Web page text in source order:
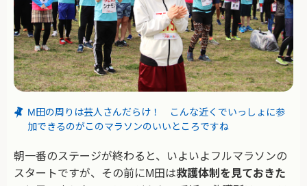
M田の周りは芸人さんだらけ！ こんな近くでいっしょに参
加できるのがこのマラソンのいいところですね
朝一番のステージが終わると、いよいよフルマラソンの
スタートですが、その前にM田は救護体制を見ておきた